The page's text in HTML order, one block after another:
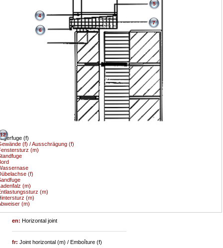
(f)
(f) / Ausschrägung (f)
(m)
4
5
6
(f)
7
(m)
(m)
(m)
(m)
12
en: Horizontal joint
fr:Joint horizontal (m) / Emboîture (f)